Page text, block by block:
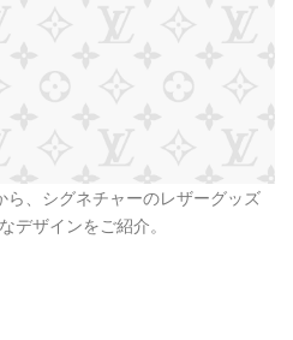
ら、シグネチャーのレザーグッズ
デザインをご紹介。